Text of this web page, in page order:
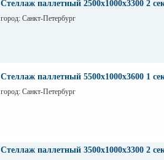
Стеллаж паллетный 2500х1000х3300 2
город: Санкт-Петербург
Стеллаж паллетный 5500х1000х3600 1
город: Санкт-Петербург
Стеллаж паллетный 3500х1000х3300 2